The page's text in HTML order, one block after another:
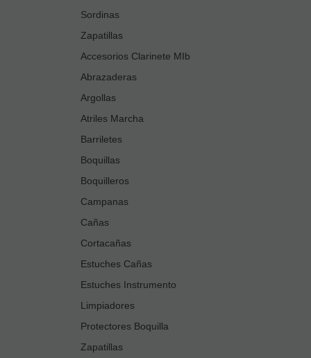
Sordinas
Zapatillas
Accesorios Clarinete MIb
Abrazaderas
Argollas
Atriles Marcha
Barriletes
Boquillas
Boquilleros
Campanas
Cañas
Cortacañas
Estuches Cañas
Estuches Instrumento
Limpiadores
Protectores Boquilla
Zapatillas